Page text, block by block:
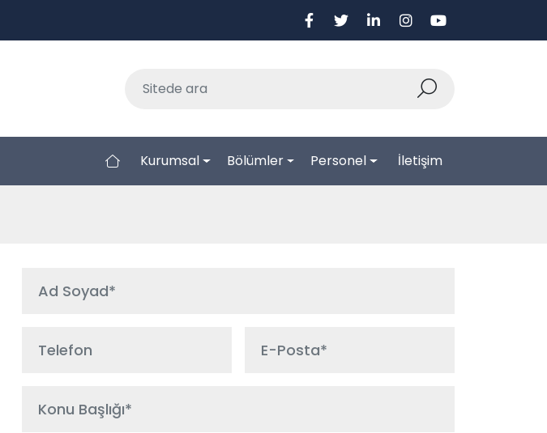
Kurumsal Bölümler Personel İletişim